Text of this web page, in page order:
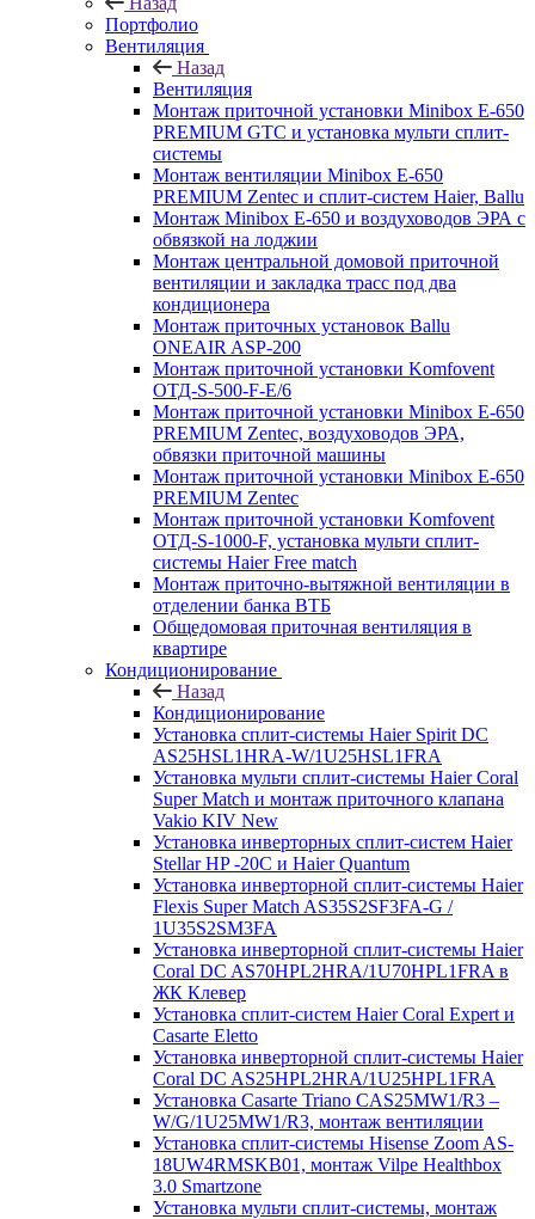
Портфолио
Вентиляция
Назад
Вентиляция
Монтаж приточной установки Minibox E-650
PREMIUM GTC и установка мульти сплит-
системы
Монтаж вентиляции Minibox E-650
PREMIUM Zentec и сплит-систем Haier, Ballu
Монтаж Minibox E-650 и воздуховодов ЭРА с
обвязкой на лоджии
Монтаж центральной домовой приточной
вентиляции и закладка трасс под два
кондиционера
Монтаж приточных установок Ballu
ONEAIR ASP-200
Монтаж приточной установки Komfovent
ОТД-S-500-F-E/6
Монтаж приточной установки Minibox E-650
PREMIUM Zentec, воздуховодов ЭРА,
обвязки приточной машины
Монтаж приточной установки Minibox E-650
PREMIUM Zentec
Монтаж приточной установки Komfovent
ОТД-S-1000-F, установка мульти сплит-
системы Haier Free match
Монтаж приточно-вытяжной вентиляции в
отделении банка ВТБ
Общедомовая приточная вентиляция в
квартире
Кондиционирование
Назад
Кондиционирование
Установка сплит-системы Haier Spirit DC
AS25HSL1HRA-W/1U25HSL1FRA
Установка мульти сплит-системы Haier Coral
Super Match и монтаж приточного клапана
Vakio KIV New
Установка инверторных сплит-систем Haier
Stellar HP -20С и Haier Quantum
Установка инверторной сплит-системы Haier
Flexis Super Match AS35S2SF3FA-G /
1U35S2SM3FA
Установка инверторной сплит-системы Haier
Coral DC AS70HPL2HRA/1U70HPL1FRA в
ЖК Клевер
Установка сплит-систем Haier Coral Expert и
Casarte Eletto
Установка инверторной сплит-системы Haier
Coral DC AS25HPL2HRA/1U25HPL1FRA
Установка Casarte Triano CAS25MW1/R3 –
W/G/1U25MW1/R3, монтаж вентиляции
Установка сплит-системы Hisense Zoom AS-
18UW4RMSKB01, монтаж Vilpe Healthbox
3.0 Smartzone
Установка мульти сплит-системы, монтаж